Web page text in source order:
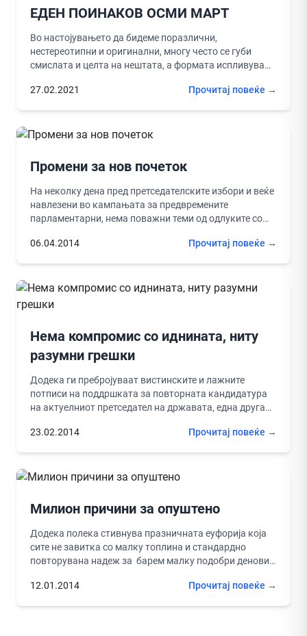
ЕДЕН ПОИНАКОВ ОСМИ МАРТ
Во настојувањето да бидеме поразлични,
нестереотипни и оригинални, многу често се губи
смислата и целта на нештата, а формата испливува
27.02.2021
Прочитај повеќе →
Промени за нов почеток
На неколку дена пред претседателските избори и веќе
навлезени во кампањата за предвремените
парламентарни, нема поважни теми од одлуките со
06.04.2014
Прочитај повеќе →
Нема компромис со иднината, ниту
разумни грешки
Додека ги пребројуваат вистинските и лажните
потписи на поддршката за повторната кандидатура
на актуелниот претседател на државата, една друга
23.02.2014
Прочитај повеќе →
Милион причини за опуштено
Додека полека стивнува празничната еуфорија која
сите не завитка со малку топлина и стандардно
повторувана надеж за барем малку подобри денови,
12.01.2014
Прочитај повеќе →